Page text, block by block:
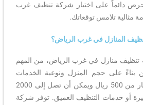
احرص دائماً على اختيار شركة تنظيف غرب
مثالية تلامس توقعاتك.
المنازل في غرب الرياض؟
منازل في غرب الرياض، من المهم
بناءً على حجم المنزل ونوعية الخدمات
المتاحة. عادة، تبدأ الأسعار من 500 ريال ويمكن أن تصل إلى 2000
أو خدمات التنظيف العميق. توفر شركة